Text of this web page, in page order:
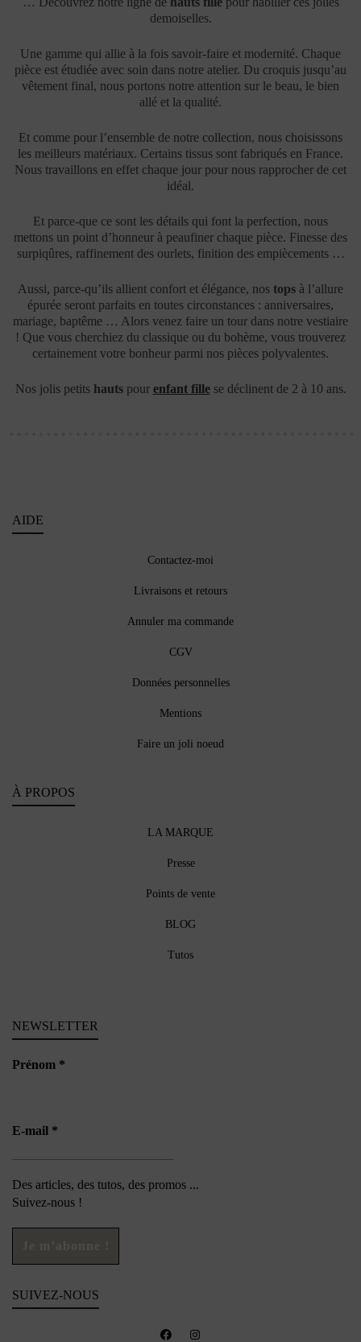
demoiselles.
Une gamme qui allie à la fois savoir-faire et modernité. Chaque
pièce est étudiée avec soin dans notre atelier. Du croquis jusqu’au
vêtement final, nous portons notre attention sur le beau, le bien
allé et la qualité.
Et comme pour l’ensemble de notre collection, nous choisissons
les meilleurs matériaux. Certains tissus sont fabriqués en France.
Nous travaillons en effet chaque jour pour nous rapprocher de cet
idéal.
Et parce-que ce sont les détails qui font la perfection, nous
mettons un point d’honneur à peaufiner chaque pièce. Finesse des
surpiqûres, raffinement des ourlets, finition des empiècements …
Aussi, parce-qu’ils allient confort et élégance, nos tops à l’allure
épurée seront parfaits en toutes circonstances : anniversaires,
mariage, baptême … Alors venez faire un tour dans notre vestiaire
! Que vous cherchiez du classique ou du bohème, vous trouverez
certainement votre bonheur parmi nos pièces polyvalentes.
Nos jolis petits hautspour enfant fillese déclinent de 2 à 10 ans.
AIDE
Contactez-moi
Livraisons et retours
Annuler ma commande
CGV
Données personnelles
Mentions
Faire un joli noeud
À PROPOS
LA MARQUE
Presse
Points de vente
BLOG
Tutos
NEWSLETTER
Prénom *
E-mail *
Des articles, des tutos, des promos ...
Suivez-nous !
SUIVEZ-NOUS